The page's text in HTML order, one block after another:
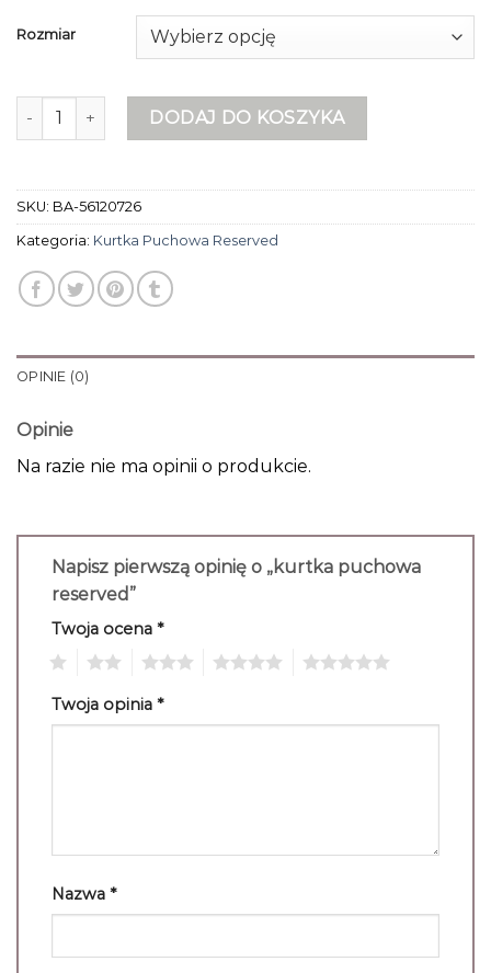
Rozmiar
ilość kurtka puchowa reserved
DODAJ DO KOSZYKA
SKU: BA-56120726
Kategoria: Kurtka Puchowa Reserved
OPINIE (0)
Opinie
Na razie nie ma opinii o produkcie.
Napisz pierwszą opinię o „kurtka puchowa
reserved”
Twoja ocena *
Twoja opinia *
Nazwa *